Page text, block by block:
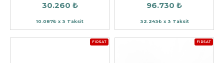
30.260 ₺
10.087₺ x 3 Taksit
96.730 ₺
32.243₺ x 3 Taksit
FIRSAT FIRSAT